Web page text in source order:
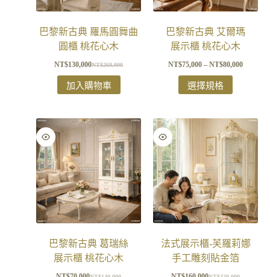
巴黎新古典 羅馬圓舞曲
圓櫃 桃花心木
NT$260,000
NT$130,000
加入購物車
巴黎新古典 艾爾瑪
展示櫃 桃花心木
NT$75,000 – NT$80,000
選擇規格
巴黎新古典 葛瑞絲
展示櫃 桃花心木
法式展示櫃-芙羅莉娜​
手工雕刻貼金箔